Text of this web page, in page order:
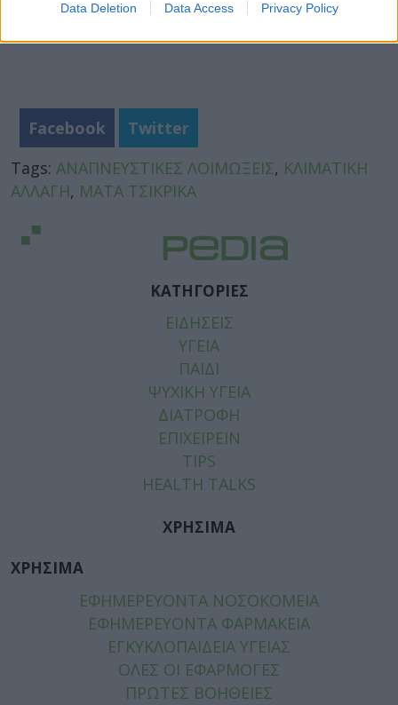
Data Deletion Data Access Privacy Policy
Facebook
Twitter
Tags: ΑΝΑΠΝΕΥΣΤΙΚΕΣ ΛΟΙΜΩΞΕΙΣ, ΚΛΙΜΑΤΙΚΗ
ΑΛΛΑΓΗ, ΜΑΤΑ ΤΣΙΚΡΙΚΑ
ΚΑΤΗΓΟΡΙΕΣ
ΕΙΔΗΣΕΙΣ
ΥΓΕΙΑ
ΠΑΙΔΙ
ΨΥΧΙΚΗ ΥΓΕΙΑ
ΔΙΑΤΡΟΦΗ
ΕΠΙΧΕΙΡΕΙΝ
TIPS
HEALTH TALKS
ΧΡΗΣΙΜΑ
ΧΡΗΣΙΜΑ
ΕΦΗΜΕΡΕΥΟΝΤΑ ΝΟΣΟΚΟΜΕΙΑ
ΕΦΗΜΕΡΕΥΟΝΤΑ ΦΑΡΜΑΚΕΙΑ
ΕΓΚΥΚΛΟΠΑΙΔΕΙΑ ΥΓΕΙΑΣ
ΟΛΕΣ ΟΙ ΕΦΑΡΜΟΓΕΣ
ΠΡΩΤΕΣ ΒΟΗΘΕΙΕΣ